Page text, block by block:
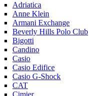
Adriatica
Anne Klein
Armani Exchange
Beverly Hills Polo Club
Bigotti
Candino
Casio
Casio Edifice
Casio G-Shock
CAT
Cimier